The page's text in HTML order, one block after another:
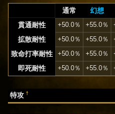
通常 幻想
貫通耐性
+50.0％ +55.0％
拡散耐性 +50.0％ +55.0％
致命打率耐性 +50.0％ +55.0％
即死耐性 +50.0％ +55.0％
特攻†